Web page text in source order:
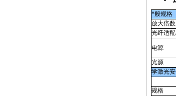
*般规格
放大倍数
光纤适
电源
光源
规格